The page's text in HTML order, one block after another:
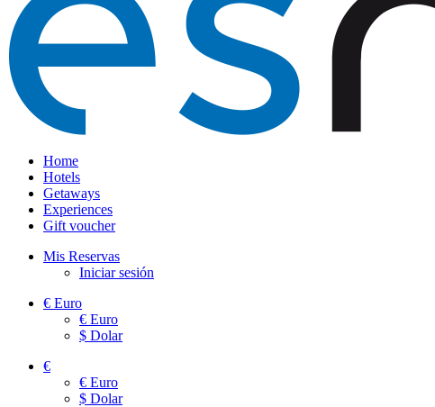
Home
Hotels
Getaways
Experiences
Gift voucher
Mis Reservas
Iniciar sesión
€ Euro
€ Euro
$ Dolar
€
€ Euro
$ Dolar